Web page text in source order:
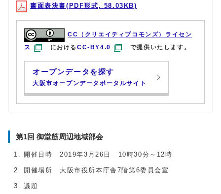
書面表決書(PDF形式, 58.03KB)
CC（クリエイティブコモンズ）ライセン
ス
におけるCC-BY4.0 で提供いたします。
オープンデータを探す
大阪市オープンデータポータルサイト
第1回 御堂筋周辺地域部会
開催日時 2019年3月26日 10時30分～12時
開催場所 大阪市役所本庁舎7階第6委員会室
議題